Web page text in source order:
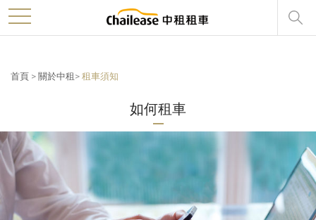
toggle
navigation
首頁 > 關於中租 > 租車須知
如何租車